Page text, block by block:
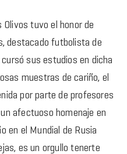
Olivos tuvo el honor de
destacado futbolista de
sus estudios en dicha
muestras de cariño, el
por parte de profesores
afectuoso homenaje en
en el Mundial de Rusia
es un orgullo tenerte